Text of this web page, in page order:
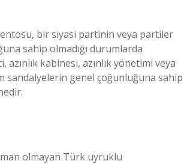
bir siyasi partinin veya partiler
sahip olmadığı durumlarda
kabinesi, azınlık yönetimi veya
sandalyelerin genel çoğunluğuna sahip
olmayan Türk uyruklu